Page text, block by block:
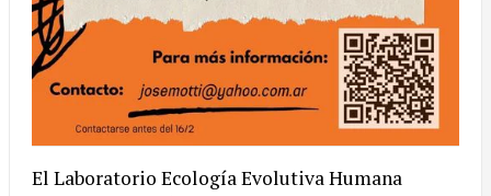
El Laboratorio Ecología Evolutiva Humana